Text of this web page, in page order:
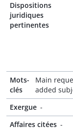
Dispositions
juridiques
pertinentes
Mots-
clés
Main
added
Exergue -
Affaires citées -